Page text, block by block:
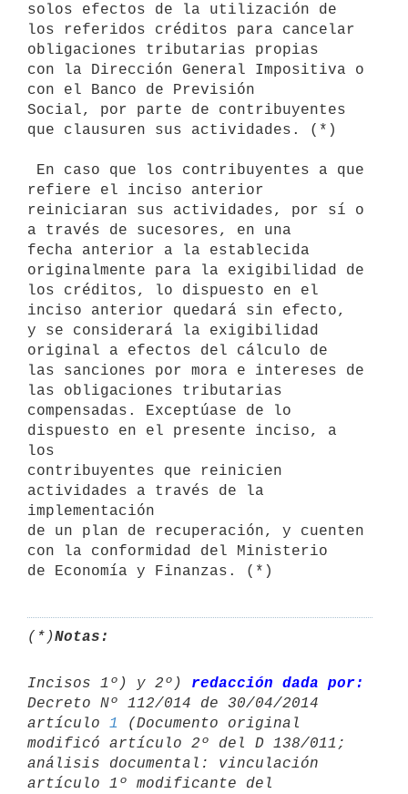
solos efectos de la utilización de
los referidos créditos para cancelar
obligaciones tributarias propias
con la Dirección General Impositiva o
con el Banco de Previsión
Social, por parte de contribuyentes
que clausuren sus actividades. (*)
refiere el inciso anterior
reiniciaran sus actividades, por sí o
a través de sucesores, en una
fecha anterior a la establecida
originalmente para la exigibilidad de
los créditos, lo dispuesto en el
inciso anterior quedará sin efecto,
y se considerará la exigibilidad
original a efectos del cálculo de
las sanciones por mora e intereses de
las obligaciones tributarias
compensadas. Exceptúase de lo
dispuesto en el presente inciso, a
los
contribuyentes que reinicien
actividades a través de la
implementación
de un plan de recuperación, y cuenten
con la conformidad del Ministerio
de Economía y Finanzas. (*)
(*)Notas:
Incisos 1º) y 2º) redacción dada por:
Decreto Nº 112/014 de 30/04/2014
artículo 1
(Documento original
modificó artículo 2º del D 138/011;
análisis documental: vinculación
artículo 1º modificante del